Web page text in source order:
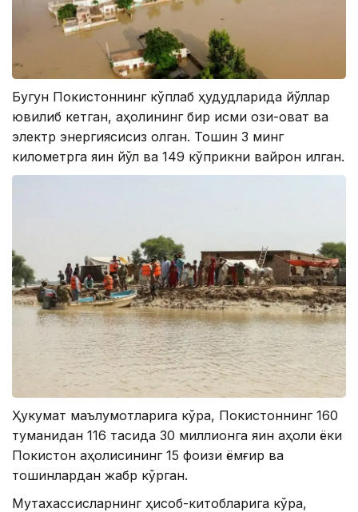
Бугун Покистоннинг кўплаб ҳудудларида йўллар
ювилиб кетган, аҳолининг бир қисми озиқ-овқат ва
электр энергиясисиз қолган. Тошқин 3 минг
километрга яқин йўл ва 149 кўприкни вайрон қилган.
Ҳукумат маълумотларига кўра, Покистоннинг 160
туманидан 116 тасида 30 миллионга яқин аҳоли ёки
Покистон аҳолисининг 15 фоизи ёмғир ва
тошқинлардан жабр кўрган.
Мутахассисларнинг ҳисоб-китобларига кўра,